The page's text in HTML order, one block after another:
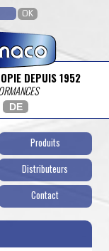
DEPUIS 1952
DE
Produits
Distributeurs
Contact